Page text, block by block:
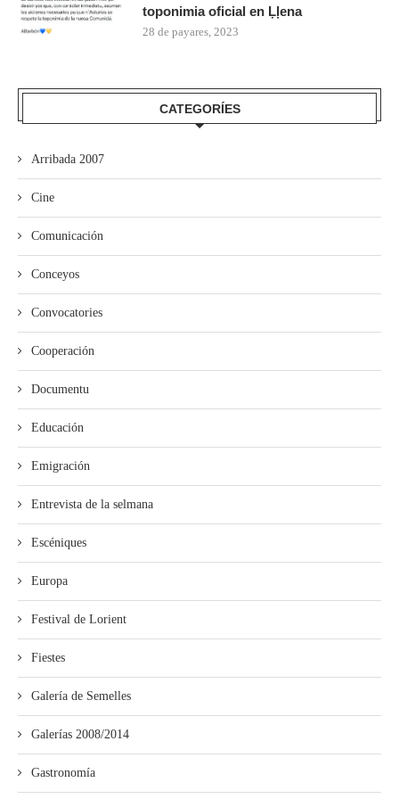
toponimia oficial en Ḷḷena
28 de payares, 2023
CATEGORÍES
Arribada 2007
Cine
Comunicación
Conceyos
Convocatories
Cooperación
Documentu
Educación
Emigración
Entrevista de la selmana
Escéniques
Europa
Festival de Lorient
Fiestes
Galería de Semelles
Galerías 2008/2014
Gastronomía